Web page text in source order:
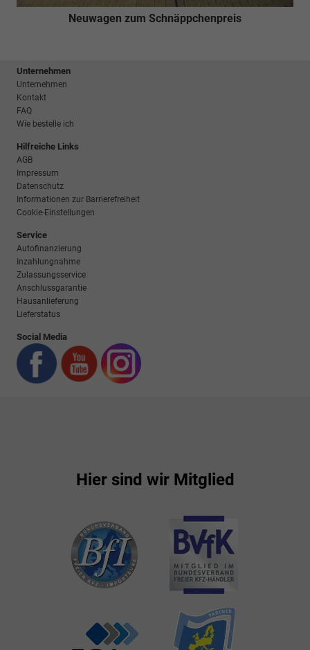
Neuwagen zum Schnäppchenpreis
Unternehmen
Unternehmen
Kontakt
FAQ
Wie bestelle ich
Hilfreiche Links
AGB
Impressum
Datenschutz
Informationen zur Barrierefreiheit
Cookie-Einstellungen
Service
Autofinanzierung
Inzahlungnahme
Zulassungsservice
Anschlussgarantie
Hausanlieferung
Lieferstatus
Social Media
Hier sind wir Mitglied